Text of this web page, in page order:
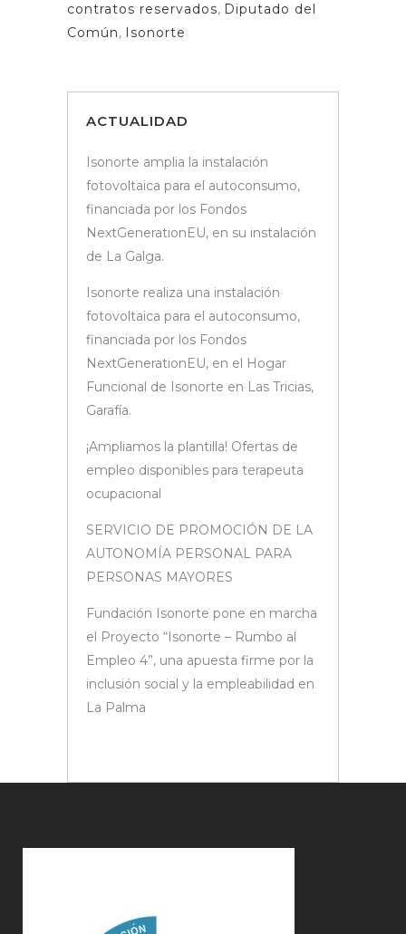
contratos reservados, Diputado del
Común, Isonorte
ACTUALIDAD
Isonorte amplia la instalación
fotovoltaica para el autoconsumo,
financiada por los Fondos
NextGenerationEU, en su instalación
de La Galga.
Isonorte realiza una instalación
fotovoltaica para el autoconsumo,
financiada por los Fondos
NextGenerationEU, en el Hogar
Funcional de Isonorte en Las Tricias,
Garafía.
¡Ampliamos la plantilla! Ofertas de
empleo disponibles para terapeuta
ocupacional
SERVICIO DE PROMOCIÓN DE LA
AUTONOMÍA PERSONAL PARA
PERSONAS MAYORES
Fundación Isonorte pone en marcha
el Proyecto “Isonorte – Rumbo al
Empleo 4”, una apuesta firme por la
inclusión social y la empleabilidad en
La Palma